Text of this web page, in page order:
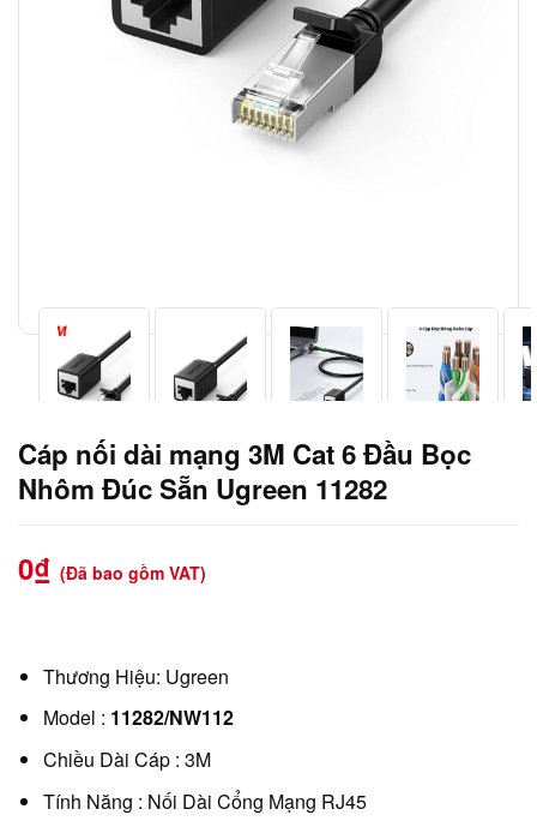
Cáp nối dài mạng 3M Cat 6 Đầu Bọc
Nhôm Đúc Sẵn Ugreen 11282
0₫ (Đã bao gồm VAT)
Thương Hiệu: Ugreen
Model : 11282/NW112
Chiều Dài Cáp : 3M
Tính Năng : Nối Dài Cổng Mạng RJ45